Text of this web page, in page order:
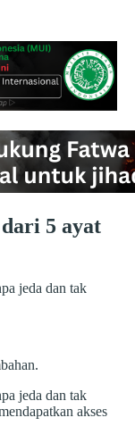
5 ayat
jeda dan tak
jeda dan tak
akses